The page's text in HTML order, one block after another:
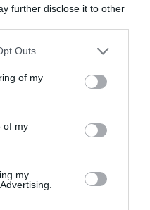
further disclose it to other
Outs
of my
of my
my
de la jornada
una importante reunión
iniciativa, impulsada por el
la semana laboral de 40 a
intactos los
liderada por el Secretario de